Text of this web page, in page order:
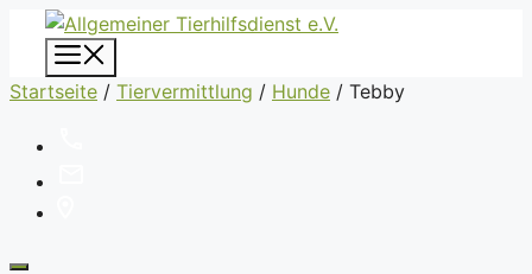
Zum
Inhalt
springen
Startseite / Tiervermittlung / Hunde / Tebby